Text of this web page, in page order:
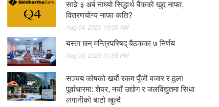
साढे ३ अर्ब नाघ्यो सिद्धार्थ बैंकको खुद नाफा,
वितरणयोग्य नाफा कति?
Aug 04, 2026 10:05 AM
यस्ता छन् मन्त्रिपरिषद् बैठकका ७ निर्णय
Aug 05, 2026 01:59 PM
सञ्चय कोषको खर्बौ रकम पूँजी बजार र ठूला
पूर्वाधारमा: शेयर, नयाँ उद्योग र जलविद्युतमा सिधा
लगानीको बाटो खुल्दै